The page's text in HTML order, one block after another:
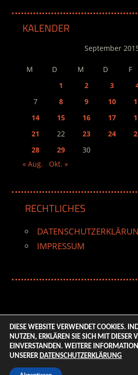
KALENDER
September
M D M D F
1
2 3
7
8 9 10
14
15 16 17
21
22 23 24
28
29
30
« Aug.
Okt. »
RECHTLICHES
IMPRESSUM
© 2026 ENTERTAINMENT BASE –
All Rights Reserved. | Based on
DIESE WEBSITE VERWENDET COOKIES.
NUTZEN, ERKLÄREN SIE SICH MIT DIESER
EINVERSTANDEN. WEITERE
UNSERER DATENSCHUTZERKLÄRUNG